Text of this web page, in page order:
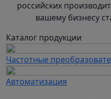
российских
вашему бизнесу
Каталог продукции
Частотные
Автоматизация